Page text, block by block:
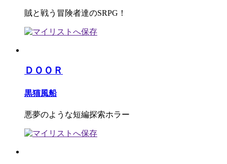
賊と戦う冒険者達のSRPG！
ＤＯＯＲ
黒猫風船
悪夢のような短編探索ホラー